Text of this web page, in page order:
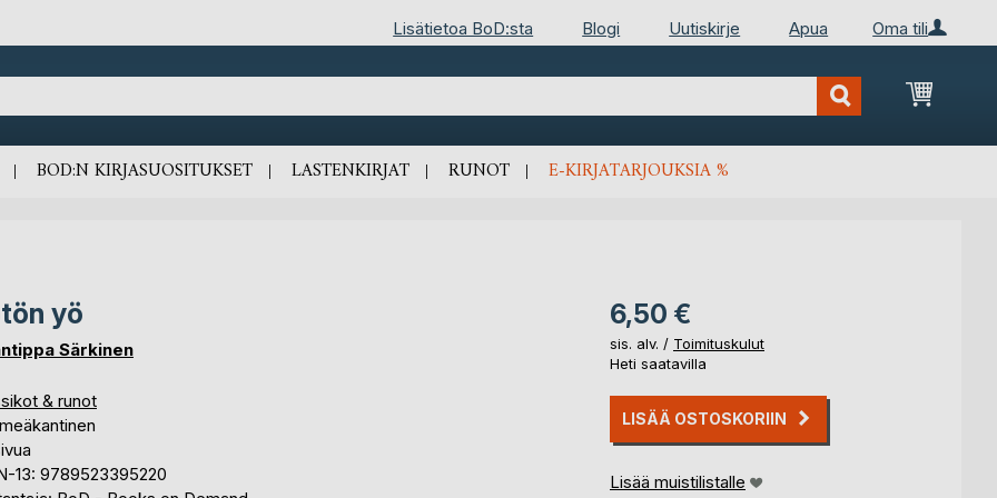
Oma tili
Lisätietoa BoD:sta Blogi Uutiskirje Apua
BOD:N KIRJASUOSITUKSET LASTENKIRJAT RUNOT E-KIRJATARJOUKSIA %
yö
Särkinen
& runot
13: 9789523395220
6,50 €
sis. alv. / Toimituskulut
Heti saatavilla
LISÄÄ OSTOSKORIIN
Lisää muistilistalle